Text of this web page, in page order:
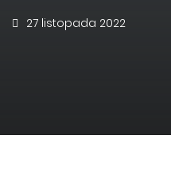
27 listopada 2022